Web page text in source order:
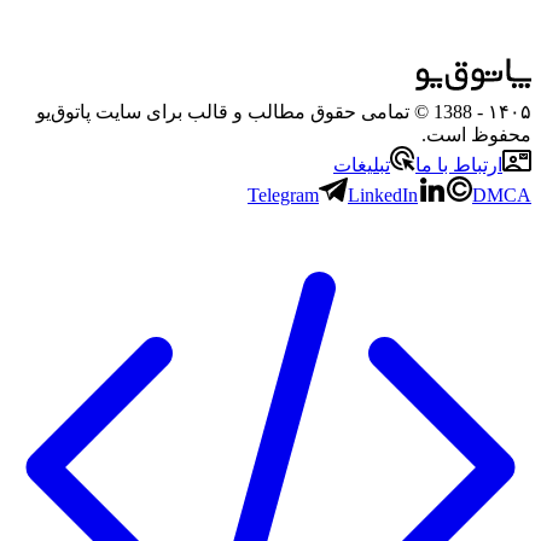
۱۴۰۵
- 1388 © تمامی حقوق مطالب و قالب برای سایت پاتوق‌یو
محفوظ است.
ارتباط با ما
تبلیغات
Telegram
LinkedIn DMCA